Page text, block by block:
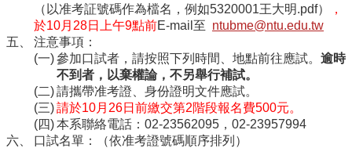
信
箱
English
項
（以准考証號碼作為檔名，例如5320001王大明.pdf）
，
於10月28日上午9點前E-mail至 ntubme@ntu.edu.tw
注意事項：
參加口試者，請按照下列時間、地點前往應試。 逾時
不到者，以棄權論，不另舉行補試。
請攜帶准考證、身份證明文件應試。
請於10月26日前繳交第2階段報名費500元。
本系聯絡電話：02-23562095，02-23957994
口試名單：（依准考證號碼順序排列）